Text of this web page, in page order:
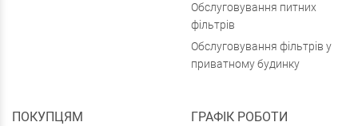
Обслуговування питних
фільтрів
Обслуговування фільтрів у
приватному будинку
ПОКУПЦЯМ ГРАФІК РОБОТИ